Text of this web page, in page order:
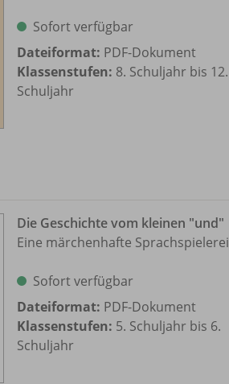
Sofort verfügbar
Dateiformat: PDF-Dokument
Klassenstufen: 8. Schuljahr bis 12.
Schuljahr
Die Geschichte vom kleinen "und"
Eine märchenhafte Sprachspielerei
Sofort verfügbar
Dateiformat: PDF-Dokument
Klassenstufen: 5. Schuljahr bis 6.
Schuljahr